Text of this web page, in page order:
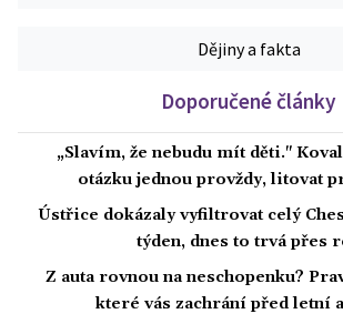
Dějiny a fakta
Doporučené články
„Slavím, že nebudu mít děti."
otázku jednou provždy, litovat
Ústřice dokázaly vyfiltrovat celý
týden, dnes to trvá přes
Z auta rovnou na neschopenku?
které vás zachrání před letní